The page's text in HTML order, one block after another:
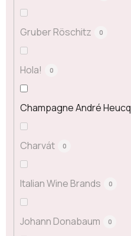
Gruber Röschitz 0
Hola! 0
Champagne André Heucq
Charvát 0
Italian Wine Brands 0
Johann Donabaum 0